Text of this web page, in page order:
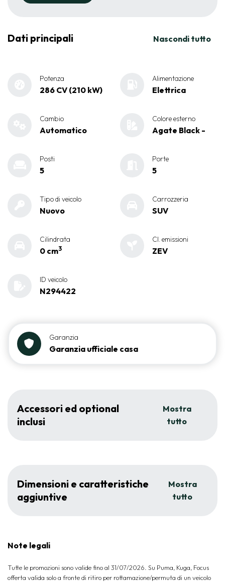
Dati principali Nascondi tutto
Potenza
286 CV (210 kW)
Alimentazione
Elettrica
Cambio
Automatico
Colore esterno
Agate Black -
Posti
5
Porte
5
Tipo di veicolo
Nuovo
Carrozzeria
SUV
Cilindrata
0 cm3
Cl. emissioni
ZEV
ID veicolo
N294422
Garanzia
Garanzia ufficiale casa
Accessori ed optional
inclusi
Mostra
tutto
Dimensioni e caratteristiche
aggiuntive
Mostra
tutto
Note legali
Tutte le promozioni sono valide fino al 31/07/2026. Su Puma, Kuga, Focus
offerta valida solo a fronte di ritiro per rottamazione/permuta di un veicolo